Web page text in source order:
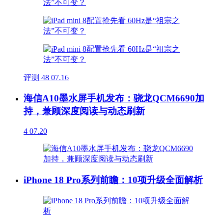
评测 48 07.16
海信A10墨水屏手机发布：骁龙QCM6690加
持，兼顾深度阅读与动态刷新
4 07.20
iPhone 18 Pro系列前瞻：10项升级全面解析